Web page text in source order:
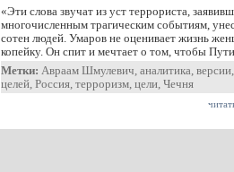
«Эти слова звучат из уст террориста,
многочисленным трагическим событиям,
сотен людей. Умаров не оценивает жизнь
копейку. Он спит и мечтает о том, чтобы
Метки: Авраам Шмулевич, аналитика, версии
целей, Россия, терроризм, цели, Чечня